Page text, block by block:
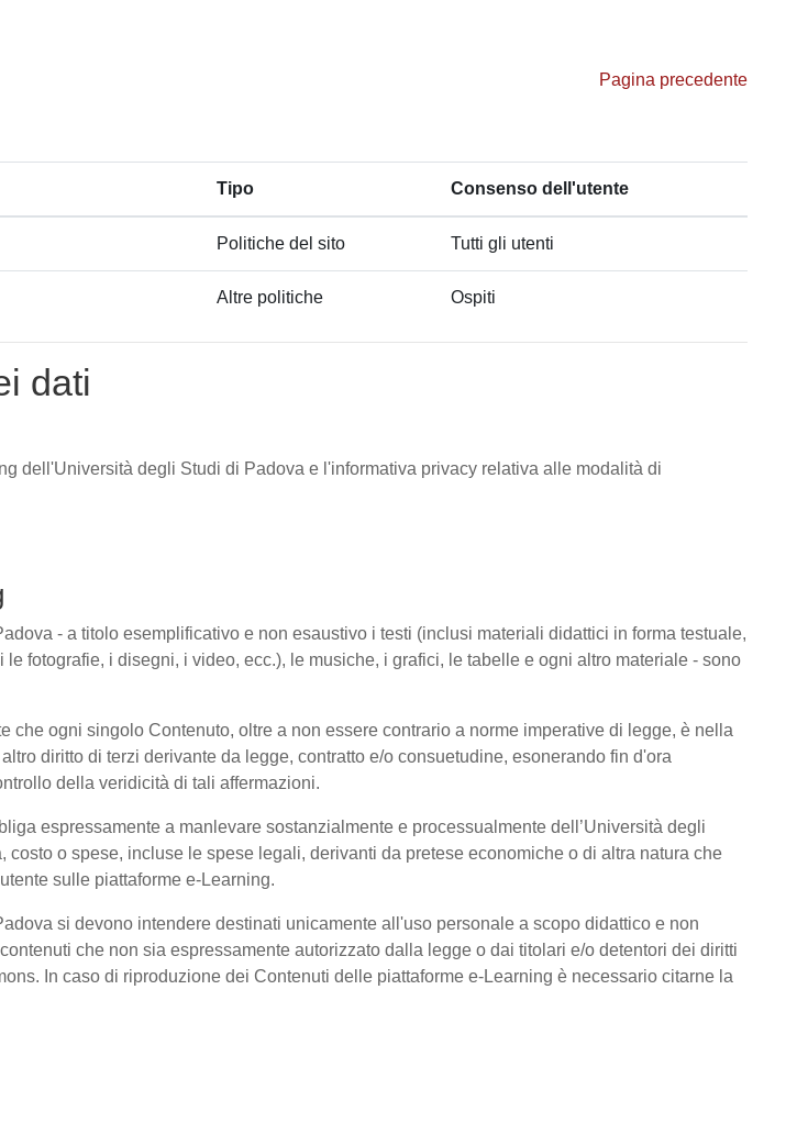
Pagina precedente
Tipo Consenso dell'utente
Politiche del sito Tutti gli utenti
Altre politiche Ospiti
dati
dell'Università degli Studi di Padova e l'informativa privacy relativa alle modalità di
- a titolo esemplificativo e non esaustivo i testi (inclusi materiali didattici in forma testuale,
fotografie, i disegni, i video, ecc.), le musiche, i grafici, le tabelle e ogni altro materiale - sono
ogni singolo Contenuto, oltre a non essere contrario a norme imperative di legge, è nella
diritto di terzi derivante da legge, contratto e/o consuetudine, esonerando fin d'ora
della veridicità di tali affermazioni.
espressamente a manlevare sostanzialmente e processualmente dell’Università degli
o spese, incluse le spese legali, derivanti da pretese economiche o di altra natura che
sulle piattaforme e-Learning.
si devono intendere destinati unicamente all'uso personale a scopo didattico e non
che non sia espressamente autorizzato dalla legge o dai titolari e/o detentori dei diritti
In caso di riproduzione dei Contenuti delle piattaforme e-Learning è necessario citarne la